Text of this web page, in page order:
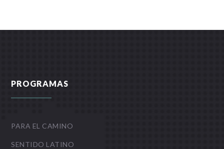
PROGRAMAS
PARA EL CAMINO
SENTIDO LATINO